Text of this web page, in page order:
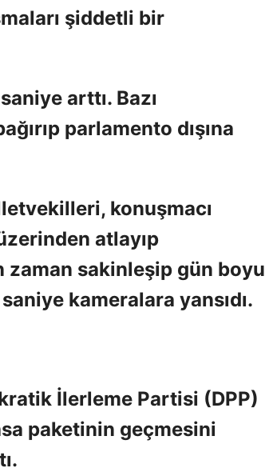
şiddetli bir
arttı. Bazı
parlamento dışına
konuşmacı
atlayıp
zaman sakinleşip gün boyu
kameralara yansıdı.
İlerleme Partisi (DPP)
paketinin geçmesini